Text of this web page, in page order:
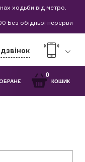
ходьби від метро.
Без обідньої перерви
0
КОШИК